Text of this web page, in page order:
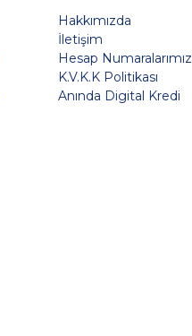
Hakkımızda
İletişim
Hesap Numaralarımız
K.V.K.K Politikası
Anında Digital Kredi